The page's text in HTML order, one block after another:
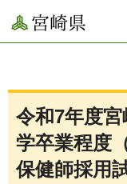
宮崎県
令和7年度
学卒業程度
保健師採用